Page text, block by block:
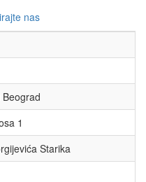
nas
1
Starika